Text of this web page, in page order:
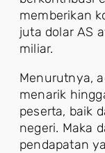
memberikan
juta dolar AS
miliar.
Menurutnya,
menarik
peserta, baik
negeri. Maka
pendapatan